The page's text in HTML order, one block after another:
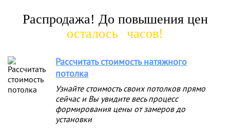
Распродажа! До повышения цен
осталось
часов!
Рассчитать стоимость натяжного
потолка
Узнайте стоимость своих потолков прямо
сейчас и Вы увидите весь процесс
формирования цены от замеров до
установки